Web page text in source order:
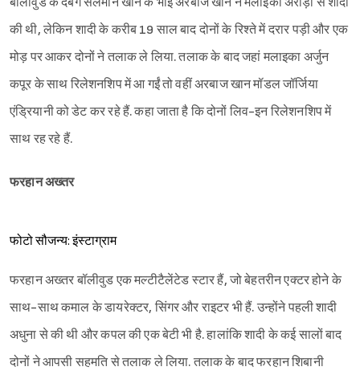
की थी, लेकिन शादी के करीब 19 साल बाद दोनों के रिश्ते में दरार पड़ी और एक
मोड़ पर आकर दोनों ने तलाक ले लिया. तलाक के बाद जहां मलाइका अर्जुन
कपूर के साथ रिलेशनशिप में आ गईं तो वहीं अरबाज खान मॉडल जॉर्जिया
एंड्रियानी को डेट कर रहे हैं. कहा जाता है कि दोनों लिव-इन रिलेशनशिप में
साथ रह रहे हैं.
फरहान अख्तर
फोटो सौजन्य: इंस्टाग्राम
फरहान अख्तर बॉलीवुड एक मल्टीटैलेंटेड स्टार हैं, जो बेहतरीन एक्टर होने के
साथ-साथ कमाल के डायरेक्टर, सिंगर और राइटर भी हैं. उन्होंने पहली शादी
अधुना से की थी और कपल की एक बेटी भी है. हालांकि शादी के कई सालों बाद
दोनों ने आपसी सहमति से तलाक ले लिया. तलाक के बाद फरहान शिबानी